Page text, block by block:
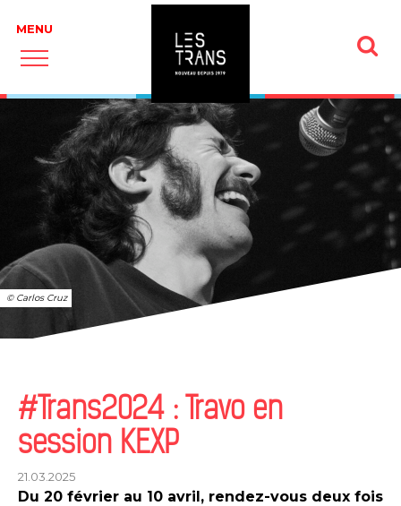
© Carlos Cruz
#Trans2024 : Travo en
session KEXP
21.03.2025
Du 20 février au 10 avril, rendez-vous deux fois